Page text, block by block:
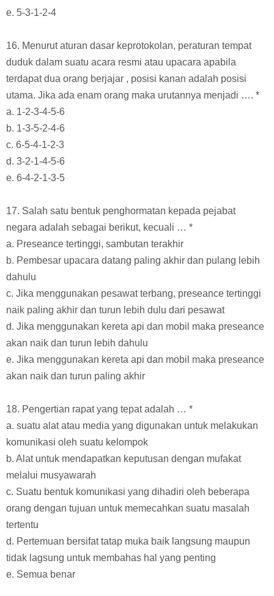
e. 5-3-1-2-4
16. Menurut aturan dasar keprotokolan, peraturan tempat
duduk dalam suatu acara resmi atau upacara apabila
terdapat dua orang berjajar , posisi kanan adalah posisi
utama. Jika ada enam orang maka urutannya menjadi …. *
a. 1-2-3-4-5-6
b. 1-3-5-2-4-6
c. 6-5-4-1-2-3
d. 3-2-1-4-5-6
e. 6-4-2-1-3-5
17. Salah satu bentuk penghormatan kepada pejabat
negara adalah sebagai berikut, kecuali … *
a. Preseance tertinggi, sambutan terakhir
b. Pembesar upacara datang paling akhir dan pulang lebih
dahulu
c. Jika menggunakan pesawat terbang, preseance tertinggi
naik paling akhir dan turun lebih dulu dari pesawat
d. Jika menggunakan kereta api dan mobil maka preseance
akan naik dan turun lebih dahulu
e. Jika menggunakan kereta api dan mobil maka preseance
akan naik dan turun paling akhir
18. Pengertian rapat yang tepat adalah … *
a. suatu alat atau media yang digunakan untuk melakukan
komunikasi oleh suatu kelompok
b. Alat untuk mendapatkan keputusan dengan mufakat
melalui musyawarah
c. Suatu bentuk komunikasi yang dihadiri oleh beberapa
orang dengan tujuan untuk memecahkan suatu masalah
tertentu
d. Pertemuan bersifat tatap muka baik langsung maupun
tidak lagsung untuk membahas hal yang penting
e. Semua benar